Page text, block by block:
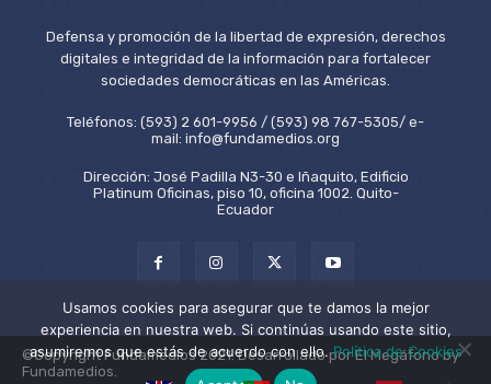
Defensa y promoción de la libertad de expresión, derechos
digitales e integridad de la información para fortalecer
sociedades democráticas en las Américas.
Teléfonos: (593) 2 601-9956 / (593) 98 767-5305/ e-
mail: info@fundamedios.org
Dirección: José Padilla N3-30 e Iñaquito, Edificio
Platinum Oficinas, piso 10, oficina 1002. Quito-
Ecuador
©Copyright Fundamedios 2021. Desarrollado por El Megáfono by
Fundamedios.
Usamos cookies para asegurar que te damos la mejor
experiencia en nuestra web. Si continúas usando este sitio,
asumiremos que estás de acuerdo con ello.Política de Cookies